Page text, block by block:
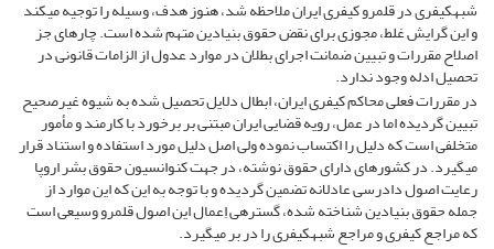
شبه­کیفری در قلمرو کیفری ایران ملاحظه شد، هنوز هدف، وسیله را توجیه می­کند
و این گرایش غلط، مجوزی برای نقض حقوق بنیادین متهم شده است. چاره­ای جز
اصلاح مقررات و تبیین ضمانت اجرای بطلان در موارد عدول از الزامات قانونی در
تحصیل ادله وجود ندارد.
در مقررات فعلی محاکم کیفری ایران، ابطال دلایل تحصیل شده به شیوه غیرصحیح
تبیین گردیده اما در عمل، رویه قضایی ایران مبتنی بر برخورد با کارمند و مأمور
متخلفی است که دلیل را اکتساب نموده ولی اصل دلیل مورد استفاده و استناد قرار
می­گیرد. در کشورهای دارای حقوق نوشته، در جهت کنوانسیون حقوق بشر اروپا
رعایت اصول دادرسی عادلانه تضمین گردیده و با توجه به این که این موارد از
جمله حقوق بنیادین شناخته ­شده، گستره­ی اِعمال این اصول قلمرو وسیعی است
که مراجع کیفری و مراجع شبه­کیفری را در بر می­گیرد.